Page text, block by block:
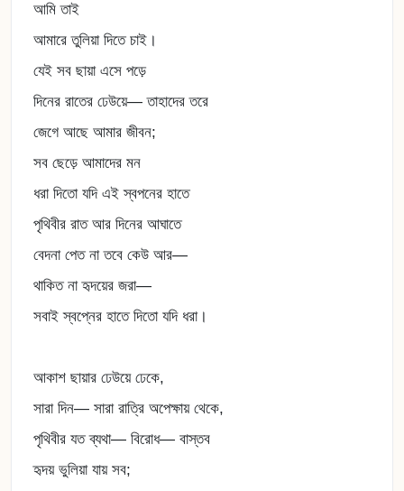
আমি তাই
আমারে তুলিয়া দিতে চাই।
যেই সব ছায়া এসে পড়ে
দিনের রাতের ঢেউয়ে— তাহাদের তরে
জেগে আছে আমার জীবন;
সব ছেড়ে আমাদের মন
ধরা দিতো যদি এই স্বপনের হাতে
পৃথিবীর রাত আর দিনের আঘাতে
বেদনা পেত না তবে কেউ আর—
থাকিত না হৃদয়ের জরা—
সবাই স্বপ্নের হাতে দিতো যদি ধরা।
আকাশ ছায়ার ঢেউয়ে ঢেকে,
সারা দিন— সারা রাত্রি অপেক্ষায় থেকে,
পৃথিবীর যত ব্যথা— বিরোধ— বাস্তব
হৃদয় ভুলিয়া যায় সব;